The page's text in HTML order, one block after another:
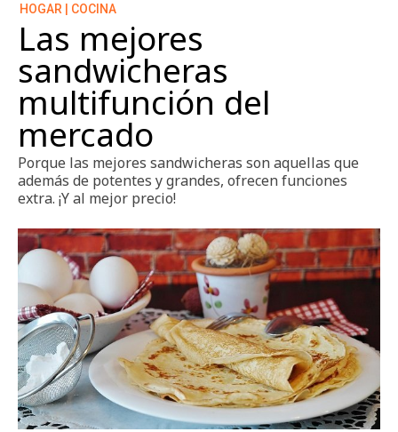
HOGAR | COCINA
Las mejores
sandwicheras
multifunción del
mercado
Porque las mejores sandwicheras son aquellas que
además de potentes y grandes, ofrecen funciones
extra. ¡Y al mejor precio!